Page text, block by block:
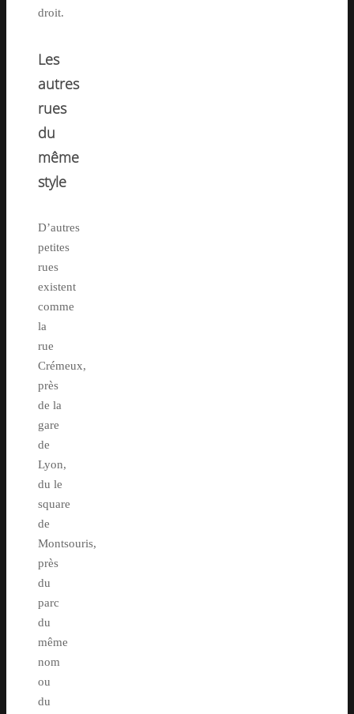
droit.
Les
autres
rues
du
même
style
D’autres
petites
rues
existent
comme
la
rue
Crémeux,
près
de la
gare
de
Lyon,
du le
square
de
Montsouris,
près
du
parc
du
même
nom
ou
du